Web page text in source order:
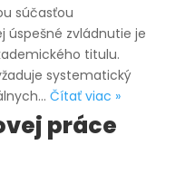
súčasťou
úspešné zvládnutie je
titulu.
systematický
Čítať viac »Vzor
práce